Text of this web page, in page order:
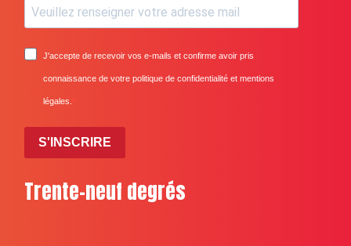
J'accepte de recevoir vos e-mails et confirme avoir pris
connaissance de votre politique de confidentialité et mentions
légales.
S'INSCRIRE
Trente-neuf degrés